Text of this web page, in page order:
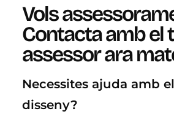
Vols
Contacta amb el
assessor ara
Necessites ajuda amb
disseny?